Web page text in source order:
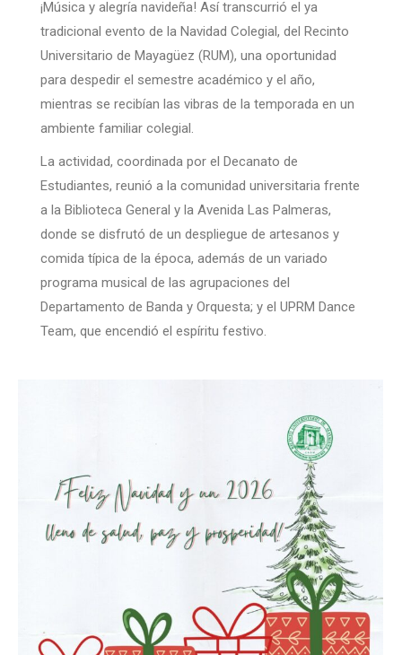
¡Música y alegría navideña! Así transcurrió el ya
tradicional evento de la Navidad Colegial, del Recinto
Universitario de Mayagüez (RUM), una oportunidad
para despedir el semestre académico y el año,
mientras se recibían las vibras de la temporada en un
ambiente familiar colegial.
La actividad, coordinada por el Decanato de
Estudiantes, reunió a la comunidad universitaria frente
a la Biblioteca General y la Avenida Las Palmeras,
donde se disfrutó de un despliegue de artesanos y
comida típica de la época, además de un variado
programa musical de las agrupaciones del
Departamento de Banda y Orquesta; y el UPRM Dance
Team, que encendió el espíritu festivo.